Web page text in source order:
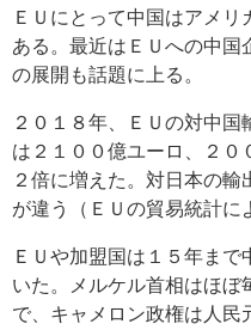
ＥＵにとって中国はアメ
ある。最近はＥＵへの中国
の展開も話題に上る。
２０１８年、ＥＵの対中
は２１００億ユーロ、２０
２倍に増えた。対日本の
が違う（ＥＵの貿易統計に
ＥＵや加盟国は１５年ま
いた。メルケル首相はほぼ
で、キャメロン政権は人民